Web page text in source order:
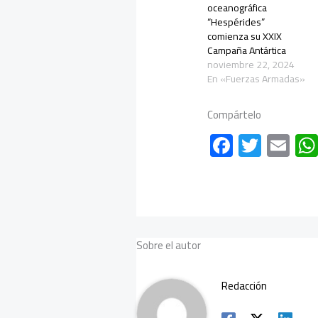
oceanográfica
“Hespérides”
comienza su XXIX
Campaña Antártica
noviembre 22, 2024
En «Fuerzas Armadas»
Compártelo
F
ac
T
wi
E
m
Sobre el autor
Redacción